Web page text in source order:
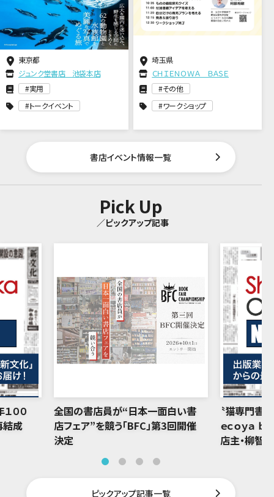
東京都
ジュンク堂書店 池袋本店
実用
トークイベント
埼玉県
ＣＨＩＥＮＯＷＡ ＢＡＳＥ
その他
ワークショップ
書店イベント情報一覧
Pick Up
／ピックアップ記事
００
結成
全国の書店員が“日本一面白い書
店フェア”を競う「BFC」第3回開催
決定
〝猫専門書
ｅｃｏｙａ ｂ
店主・柳智
ピックアップ記事一覧